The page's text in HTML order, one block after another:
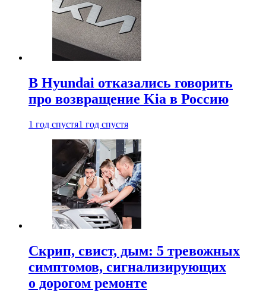
В Hyundai отказались говорить
про возвращение Kia в Россию
1 год спустя1 год спустя
Скрип, свист, дым: 5 тревожных
симптомов, сигнализирующих
о дорогом ремонте